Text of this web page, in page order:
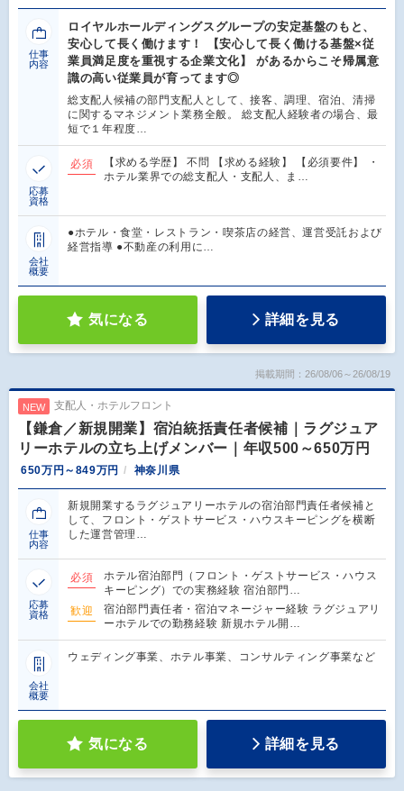
仕事
内容
ロイヤルホールディングスグループの安定基盤のもと、
安心して長く働けます！ 【安心して長く働ける基盤×従
業員満足度を重視する企業文化】 があるからこそ帰属意
識の高い従業員が育ってます◎
総支配人候補の部門支配人として、接客、調理、宿泊、清掃
に関するマネジメント業務全般。 総支配人経験者の場合、最
短で１年程度…
応募
資格
必須
【求める学歴】 不問 【求める経験】 【必須要件】 ・
ホテル業界での総支配人・支配人、ま…
会社
概要
●ホテル・食堂・レストラン・喫茶店の経営、運営受託および
経営指導 ●不動産の利用に…
気になる 詳細を見る
掲載期間：26/08/06～26/08/19
NEW 支配人・ホテルフロント
【鎌倉／新規開業】宿泊統括責任者候補｜ラグジュア
リーホテルの立ち上げメンバー｜年収500～650万円
650万円～849万円 神奈川県
仕事
内容
新規開業するラグジュアリーホテルの宿泊部門責任者候補と
して、フロント・ゲストサービス・ハウスキーピングを横断
した運営管理…
応募
資格
必須
ホテル宿泊部門（フロント・ゲストサービス・ハウス
キーピング）での実務経験 宿泊部門…
歓迎
宿泊部門責任者・宿泊マネージャー経験 ラグジュアリ
ーホテルでの勤務経験 新規ホテル開…
会社
概要
ウェディング事業、ホテル事業、コンサルティング事業など
気になる 詳細を見る